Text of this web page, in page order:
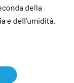
della
e dell'umidità.